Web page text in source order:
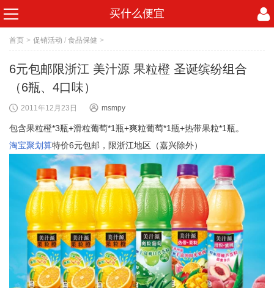
买什么便宜
首页 > 促销活动 / 食品保健 >
6元包邮限浙江 美汁源 果粒橙 圣诞缤纷组合
（6瓶、4口味）
2011年12月23日 msmpy
包含果粒橙*3瓶+滑粒葡萄*1瓶+爽粒葡萄*1瓶+热带果粒*1瓶。
淘宝聚划算特价6元包邮，限浙江地区（嘉兴除外）